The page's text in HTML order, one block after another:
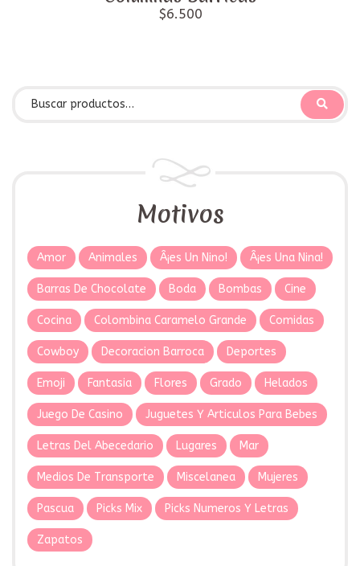
$6.500
Motivos
Amor Animales Â¡es Un Nino! Â¡es Una Nina!
Barras De Chocolate Boda Bombas Cine
Cocina Colombina Caramelo Grande Comidas
Cowboy Decoracion Barroca Deportes
Emoji Fantasia Flores Grado Helados
Juego De Casino Juguetes Y Articulos Para Bebes
Letras Del Abecedario Lugares Mar
Medios De Transporte Miscelanea Mujeres
Pascua Picks Mix Picks Numeros Y Letras
Zapatos